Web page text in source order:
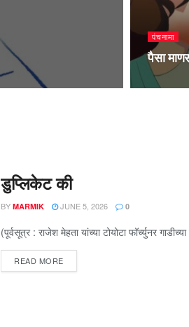
पंचनामा
पैसा
डुप्लिकेट की
BY MARMIK JUNE 5, 2026 0
(पूर्वसूत्र : राजेश मेहता यांच्या टोयोटा फॉर्च्युनर
READ MORE